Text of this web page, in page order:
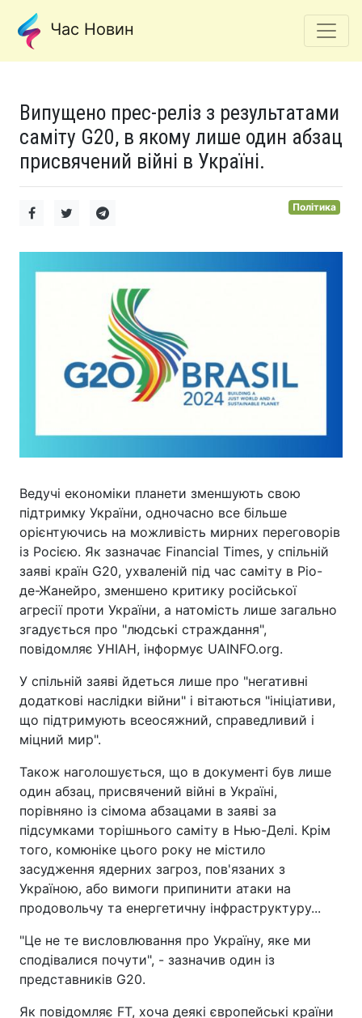
Час Новин
Випущено прес-реліз з результатами
саміту G20, в якому лише один абзац
присвячений війні в Україні.
Політика
Ведучі економіки планети зменшують свою
підтримку України, одночасно все більше
орієнтуючись на можливість мирних переговорів
із Росією. Як зазначає Financial Times, у спільній
заяві країн G20, ухваленій під час саміту в Ріо-
де-Жанейро, зменшено критику російської
агресії проти України, а натомість лише загально
згадується про "людські страждання",
повідомляє УНІАН, інформує UAINFO.org.
У спільній заяві йдеться лише про "негативні
додаткові наслідки війни" і вітаються "ініціативи,
що підтримують всеосяжний, справедливий і
міцний мир".
Також наголошується, що в документі був лише
один абзац, присвячений війні в Україні,
порівняно із сімома абзацами в заяві за
підсумками торішнього саміту в Нью-Делі. Крім
того, комюніке цього року не містило
засудження ядерних загроз, пов'язаних з
Україною, або вимоги припинити атаки на
продовольчу та енергетичну інфраструктуру...
"Це не те висловлювання про Україну, яке ми
сподівалися почути", - зазначив один із
представників G20.
Як повідомляє FT, хоча деякі європейські країни